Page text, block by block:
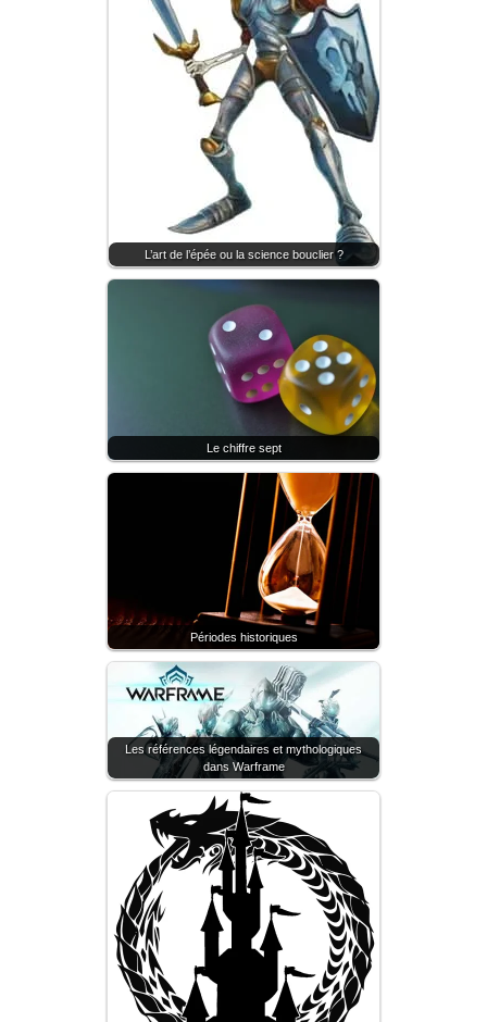
L’art de l’épée ou la science bouclier ?
Le chiffre sept
Périodes historiques
Les références légendaires et mythologiques
dans Warframe